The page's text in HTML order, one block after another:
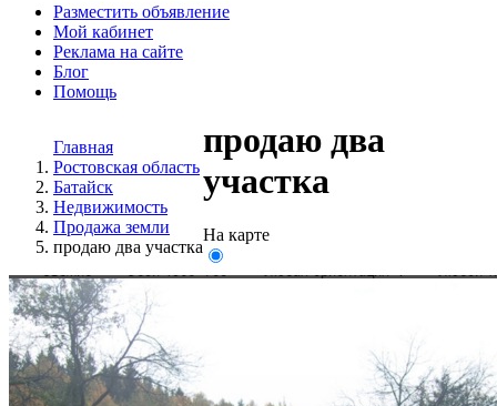
Разместить объявление
Мой кабинет
Реклама на сайте
Блог
Помощь
Главная
Ростовская область
Батайск
Недвижимость
Продажа земли
продаю два участка
продаю два
участка
На карте